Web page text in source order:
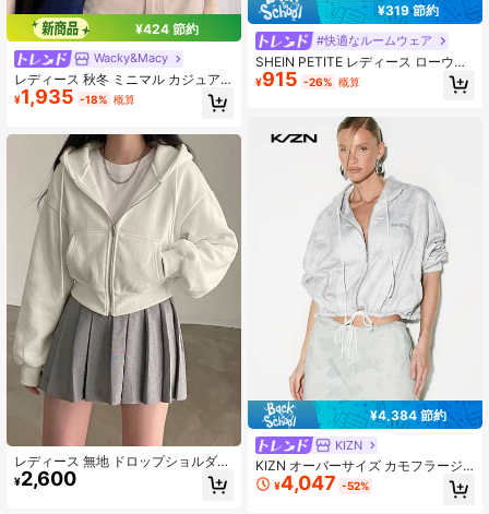
¥424 節約
Wacky&Macy
レディース 秋冬 ミニマル カジュア
ル エレガント ヴィンテージ柄 Vネッ
ク カーディガンベスト
¥1,935 -18% 概算
レディース 無地 ドロップショルダー
長袖 ジップアップ カジュアル ポケ
ット付き ドローストリング フード付
¥2,600
¥319 節約
#快適なルームウェア
SHEIN PETITE レディース ローウエ
スト ストライプ ブラッシュド ドロ
ーストリング ヨガ ルーズパンツ、ホ
¥915 -26% 概算
¥4,384 節約
KIZN
KIZN オーバーサイズ カモフラージ
ュ パーカー ドローストリング付きパ
ーカー フロントジップ カジュアルス
¥4,047 -52%